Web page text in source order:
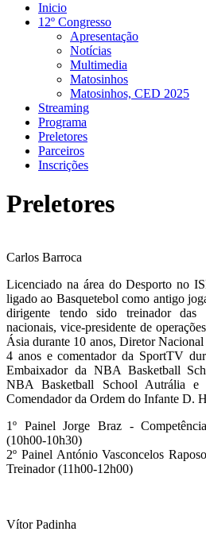
Inicio
12º Congresso
Apresentação
Notícias
Multimedia
Matosinhos
Matosinhos, CED 2025
Streaming
Programa
Preletores
Parceiros
Inscrições
Preletores
Carlos Barroca
Licenciado na área do Desporto no
ligado ao Basquetebol como antigo
dirigente tendo sido treinador das
nacionais, vice-presidente de
Ásia durante 10 anos, Diretor
4 anos e comentador da SportTV
Embaixador da NBA Basketball
NBA Basketball School Autrália e
Comendador da Ordem do Infante D.
1º Painel Jorge Braz -
(10h00-10h30)
2º Painel António Vasconcelos
Treinador (11h00-12h00)
Vítor Padinha